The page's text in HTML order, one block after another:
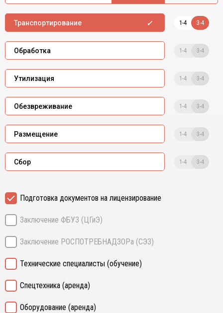
Транспортирование 1-4 3-4
Обработка 1-4 3-4
Утилизация 1-4 3-4
Обезвреживание 1-4 3-4
Размещение 1-4 3-4
Сбор 1-4 3-4
Подготовка документов на лицензирование
Заключение ФБУЗ (ЦГиЭ)
Заключение РОСПОТРЕБНАДЗОРа (СЭЗ)
Технические специалисты (обучение)
Спецтехника (аренда)
Оборудование (аренда)